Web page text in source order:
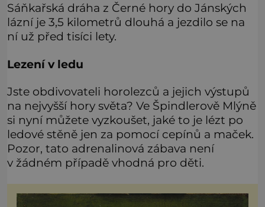
Sáňkařská dráha z Černé hory do Jánských
lázní je 3,5 kilometrů dlouhá a jezdilo se na
ní už před tisíci lety.
Lezení v ledu
Jste obdivovateli horolezců a jejich výstupů
na nejvyšší hory světa? Ve Špindlerově Mlýně
si nyní můžete vyzkoušet, jaké to je lézt po
ledové stěně jen za pomocí cepínů a maček.
Pozor, tato adrenalinová zábava není
v žádném případě vhodná pro děti.